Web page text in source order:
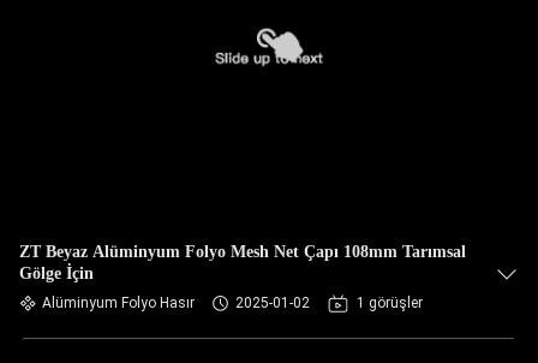
ZT Beyaz Alüminyum Folyo Mesh Net Çapı 108mm Tarımsal
Gölge İçin
Alüminyum Folyo Hasır 2025-01-02 1 görüşler